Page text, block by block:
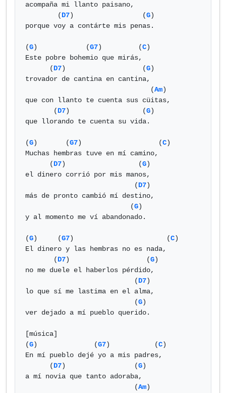
acompaña mi llanto paisano,
        (
D7)                 (G)
porque voy a contárte mis penas.
(G)            (G7)         (C)
Este pobre bohemio que mirás,
      (
D7)                   (G)
trovador de cantina en cantina,
                               (
Am)
que con llanto te cuenta sus cüitas,
       (
D7)                  (G)
que llorando te cuenta su vida.
(G)       (G7)                   (C)
Muchas hembras tuve en mí camino,
      (
D7)                  (G)
el dinero corrió por mis manos,
                           (
D7)
más de pronto cambió mí destino,
                          (
G)
y al momento me ví abandonado.
(G)     (G7)                       (C)
El dinero y las hembras no es nada,
       (
D7)                   (G)
no me duele el haberlos pérdido,
                           (
D7)
lo que sí me lastima en el alma,
                           (
G)
ver dejado a mí pueblo querido.
[música]
(G)              (G7)           (C)
En mí pueblo dejé yo a mis padres,
      (
D7)                 (G)
a mí novia que tanto adoraba,
                           (
Am)